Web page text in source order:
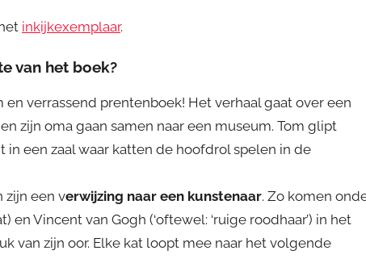
inkijkexemplaar.
van het boek?
verrassend prentenboek! Het verhaal gaat over een
zijn oma gaan samen naar een museum. Tom glipt
een zaal waar katten de hoofdrol spelen in de
zijn een verwijzing naar een kunstenaar. Zo komen
Vincent van Gogh (‘oftewel: ‘ruige roodhaar’) in het
van zijn oor. Elke kat loopt mee naar het volgende